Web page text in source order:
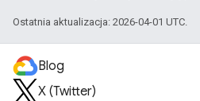
Ostatnia aktualizacja: 2026-04-01 UTC.
Blog
X (Twitter)